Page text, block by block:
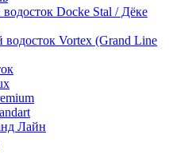
Docke Stal / Дёке
Vortex (Grand Line
Лайн